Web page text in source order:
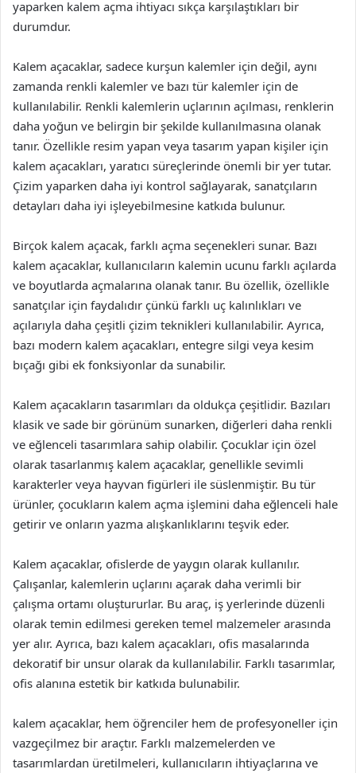
yaparken kalem açma ihtiyacı sıkça karşılaştıkları bir
durumdur.
Kalem açacaklar, sadece kurşun kalemler için değil, aynı
zamanda renkli kalemler ve bazı tür kalemler için de
kullanılabilir. Renkli kalemlerin uçlarının açılması, renklerin
daha yoğun ve belirgin bir şekilde kullanılmasına olanak
tanır. Özellikle resim yapan veya tasarım yapan kişiler için
kalem açacakları, yaratıcı süreçlerinde önemli bir yer tutar.
Çizim yaparken daha iyi kontrol sağlayarak, sanatçıların
detayları daha iyi işleyebilmesine katkıda bulunur.
Birçok kalem açacak, farklı açma seçenekleri sunar. Bazı
kalem açacaklar, kullanıcıların kalemin ucunu farklı açılarda
ve boyutlarda açmalarına olanak tanır. Bu özellik, özellikle
sanatçılar için faydalıdır çünkü farklı uç kalınlıkları ve
açılarıyla daha çeşitli çizim teknikleri kullanılabilir. Ayrıca,
bazı modern kalem açacakları, entegre silgi veya kesim
bıçağı gibi ek fonksiyonlar da sunabilir.
Kalem açacakların tasarımları da oldukça çeşitlidir. Bazıları
klasik ve sade bir görünüm sunarken, diğerleri daha renkli
ve eğlenceli tasarımlara sahip olabilir. Çocuklar için özel
olarak tasarlanmış kalem açacaklar, genellikle sevimli
karakterler veya hayvan figürleri ile süslenmiştir. Bu tür
ürünler, çocukların kalem açma işlemini daha eğlenceli hale
getirir ve onların yazma alışkanlıklarını teşvik eder.
Kalem açacaklar, ofislerde de yaygın olarak kullanılır.
Çalışanlar, kalemlerin uçlarını açarak daha verimli bir
çalışma ortamı oluştururlar. Bu araç, iş yerlerinde düzenli
olarak temin edilmesi gereken temel malzemeler arasında
yer alır. Ayrıca, bazı kalem açacakları, ofis masalarında
dekoratif bir unsur olarak da kullanılabilir. Farklı tasarımlar,
ofis alanına estetik bir katkıda bulunabilir.
kalem açacaklar, hem öğrenciler hem de profesyoneller için
vazgeçilmez bir araçtır. Farklı malzemelerden ve
tasarımlardan üretilmeleri, kullanıcıların ihtiyaçlarına ve